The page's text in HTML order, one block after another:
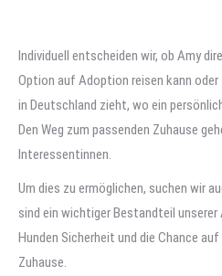
Individuell entscheiden wir, ob Amy
Option auf Adoption reisen kann
in Deutschland zieht, wo ein
Den Weg zum passenden Zuhause
Interessentinnen.
Um dies zu ermöglichen, suchen wir
sind ein wichtiger Bestandteil unserer
Hunden Sicherheit und die Chance
Zuhause.